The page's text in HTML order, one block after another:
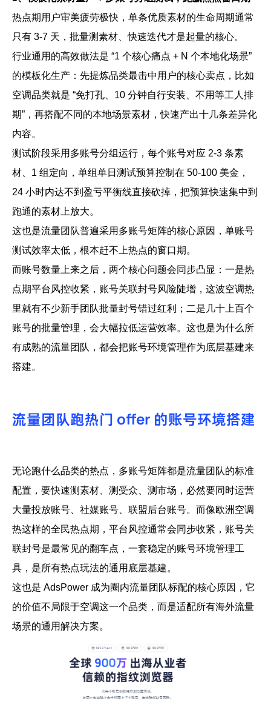
热点期用户审美疲劳极快，单条优质素材的生命周期通常
只有 3-7 天，批量测素材、快速迭代才是起量的核心。
行业通用的高效做法是 “1 个核心痛点 + N 个本地化场景”
的模板化生产：先提炼品类最击中用户的核心卖点，比如
空调品类就是 “免打孔、10 分钟自行安装、不用等工人排
期”，再搭配不同的本地场景素材，快速产出十几条差异化
内容。
测试阶段采用多账号分组运行，每个账号对应 2-3 条素
材、1 组定向，单组单日测试预算控制在 50-100 美金，
24 小时内达不到盈亏平衡线直接砍掉，把预算快速集中到
跑通的素材上放大。
这也是流量团队普遍采用多账号矩阵的核心原因，单账号
测试效率太低，根本赶不上热点的窗口期。
而账号数量上来之后，两个核心问题会同步凸显：一是热
点期平台风控收紧，账号关联封号风险陡增，这波空调热
里就有不少新手团队批量封号错过红利；二是几十上百个
账号的批量管理，会大幅拉低运营效率。这也是为什么所
有成熟的流量团队，都会把账号环境管理作为底层基建来
搭建。
流量团队跑热门 offer 的账号环境搭建
无论跑什么品类的热点，多账号矩阵都是流量团队的标准
配置，要快速测素材、测受众、测市场，必然要同时运营
大量投放账号、社媒账号、联盟后台账号。而像欧洲空调
热这样的全民热点期，平台风控通常会同步收紧，账号关
联封号是最常见的翻车点，一套稳定的账号环境管理工
具，是所有热点玩法的通用底层基建。
这也是 AdsPower 成为圈内流量团队标配的核心原因，它
的价值不局限于空调这一个品类，而是适配所有海外流量
场景的通用解决方案。